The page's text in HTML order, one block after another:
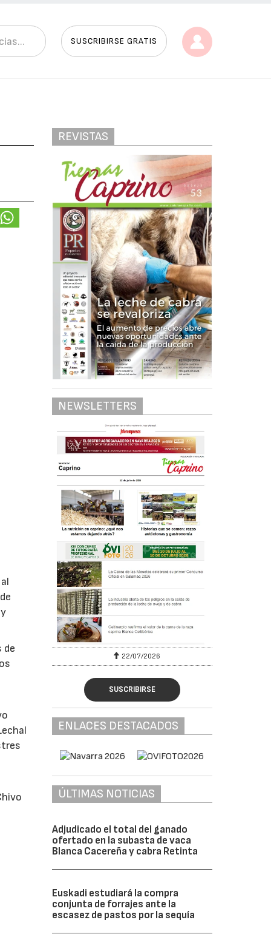
SUSCRIBIRSE GRATIS
de
REVISTAS
NEWSLETTERS
22/07/2026
SUSCRIBIRSE
ENLACES DESTACADOS
ÚLTIMAS NOTICIAS
Adjudicado el total del ganado
ofertado en la subasta de vaca
Blanca Cacereña y cabra Retinta
Euskadi estudiará la compra
conjunta de forrajes ante la
escasez de pastos por la sequía